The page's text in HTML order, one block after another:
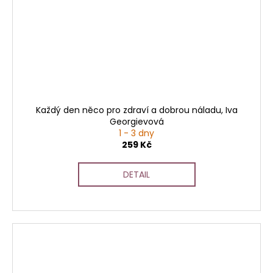
Každý den něco pro zdraví a dobrou náladu, Iva
Georgievová
1 - 3 dny
259 Kč
DETAIL